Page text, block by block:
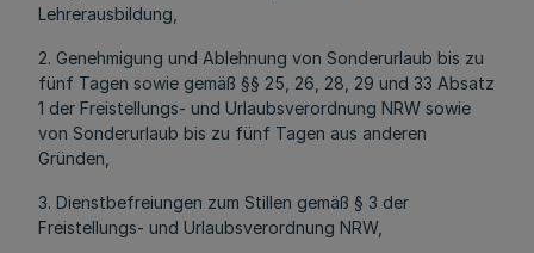
Lehrerausbildung,
2. Genehmigung und Ablehnung von Sonderurlaub bis zu
fünf Tagen sowie gemäß §§ 25, 26, 28, 29 und 33 Absatz
1 der Freistellungs- und Urlaubsverordnung NRW sowie
von Sonderurlaub bis zu fünf Tagen aus anderen
Gründen,
3. Dienstbefreiungen zum Stillen gemäß § 3 der
Freistellungs- und Urlaubsverordnung NRW,